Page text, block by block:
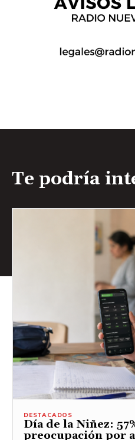
Te podría
DESTACADOS
Día de la Niñez:
preocupación por